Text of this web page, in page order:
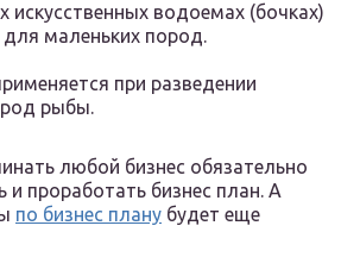
искусственных водоемах (бочках)
маленьких пород.
при разведении
рыбы.
любой бизнес обязательно
и проработать бизнес план. А
по бизнес плану будет еще